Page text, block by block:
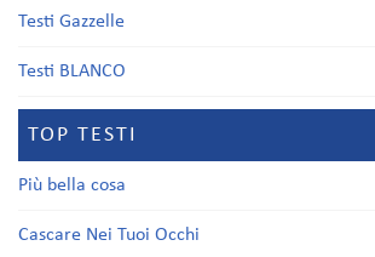
Testi Gazzelle
Testi BLANCO
TOP TESTI
Più bella cosa
Cascare Nei Tuoi Occhi